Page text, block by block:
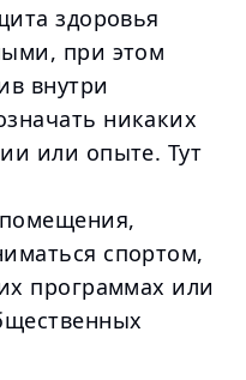
здоровья
при этом
внутри
никаких
или опыте. Тут
спортом,
программах или